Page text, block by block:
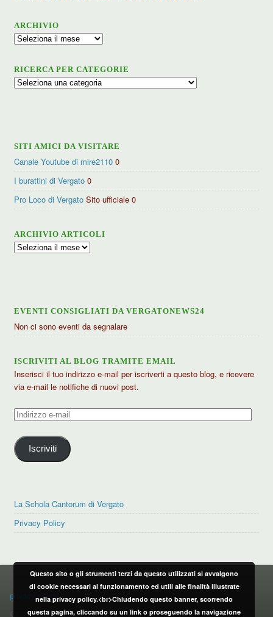
ARCHIVIO
Archivio
RICERCA PER CATEGORIE
Ricerca
SITI AMICI DA VISITARE
Canale Youtube di mire2110 0
I burattini di Vergato 0
Pro Loco di Vergato Sito ufficiale 0
ARCHIVIO ARTICOLI
Archivio
EVENTI CONSIGLIATI DA VERGATONEWS24
Non ci sono eventi da segnalare
ISCRIVITI AL BLOG TRAMITE EMAIL
Inserisci il tuo indirizzo e-mail per iscriverti a questo blog, e ricevere
via e-mail le notifiche di nuovi post.
Indirizzo
mail
Iscriviti
La Schola Cantorum di Vergato
Privacy Policy
PRIVACY POLICY
privacy policy
CONTATTI:
Questo sito o gli strumenti terzi da questo utilizzati si avvalgono
di cookie necessari al funzionamento ed utili alle finalità illustrate
nella privacy policy.<br>Chiudendo questo banner, scorrendo
questa pagina, cliccando su un link o proseguendo la navigazione